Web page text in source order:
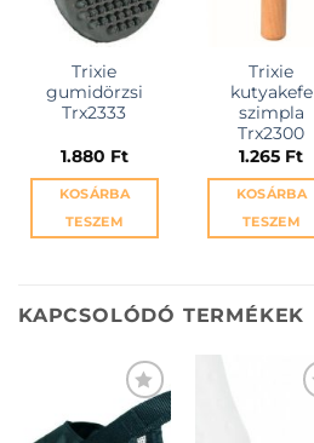
Trixie
gumidörzsi
Trx2333
1.880 Ft
KOSÁRBA
TESZEM
Trixie
kutyakefe
szimpla
Trx2300
1.265 Ft
KOSÁRBA
TESZEM
KAPCSOLÓDÓ TERMÉKEK
KEDVENCEKHEZ